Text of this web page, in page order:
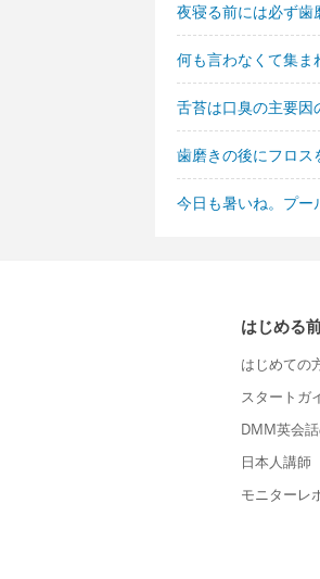
夜寝る前には必ず歯
何も言わなくて集ま
舌苔は口臭の主要因
歯磨きの後にフロス
今日も暑いね。プー
はじめる
はじめての
スタートガ
DMM英会
日本人講師
モニターレ